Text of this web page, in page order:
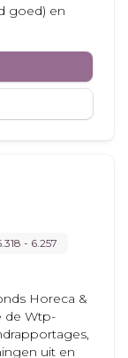
goed) en
- 6.257
Horeca &
de Wtp-
uit en